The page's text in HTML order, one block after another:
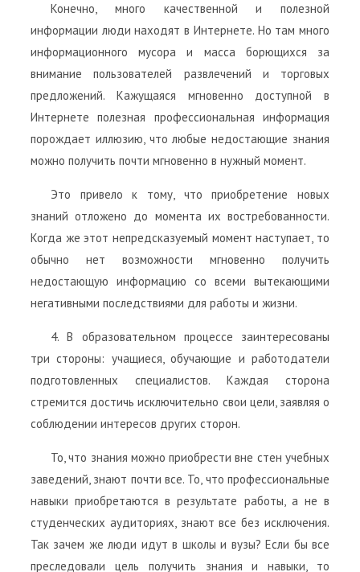
Конечно, много качественной и полезной
информации люди находят в Интернете. Но там много
информационного мусора и масса борющихся за
внимание пользователей развлечений и торговых
предложений. Кажущаяся мгновенно доступной в
Интернете полезная профессиональная информация
порождает иллюзию, что любые недостающие знания
можно получить почти мгновенно в нужный момент.
Это привело к тому, что приобретение новых
знаний отложено до момента их востребованности.
Когда же этот непредсказуемый момент наступает, то
обычно нет возможности мгновенно получить
недостающую информацию со всеми вытекающими
негативными последствиями для работы и жизни.
4. В образовательном процессе заинтересованы
три стороны: учащиеся, обучающие и работодатели
подготовленных специалистов. Каждая сторона
стремится достичь исключительно свои цели, заявляя о
соблюдении интересов других сторон.
То, что знания можно приобрести вне стен учебных
заведений, знают почти все. То, что профессиональные
навыки приобретаются в результате работы, а не в
студенческих аудиториях, знают все без исключения.
Так зачем же люди идут в школы и вузы? Если бы все
преследовали цель получить знания и навыки, то